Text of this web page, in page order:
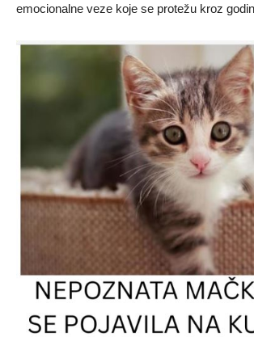
emocionalne veze koje se protežu kroz